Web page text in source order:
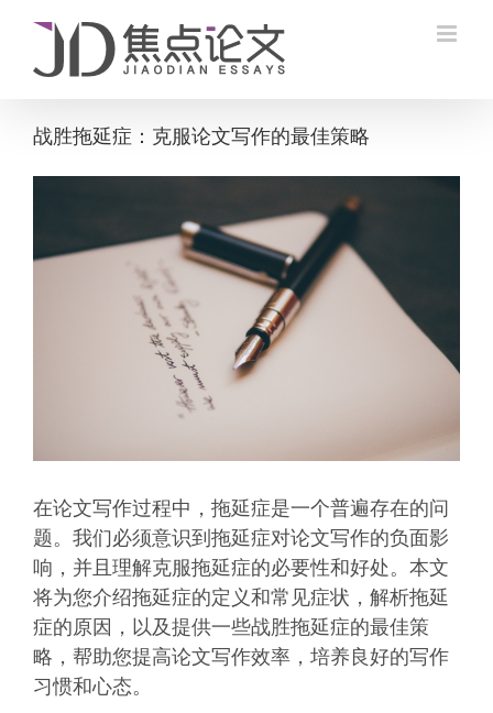
content
战胜拖延症：克服论文写作的最佳策略
Image
在论文写作过程中，拖延症是一个普遍存在的问
题。我们必须意识到拖延症对论文写作的负面影
响，并且理解克服拖延症的必要性和好处。本文
将为您介绍拖延症的定义和常见症状，解析拖延
症的原因，以及提供一些战胜拖延症的最佳策
略，帮助您提高论文写作效率，培养良好的写作
习惯和心态。